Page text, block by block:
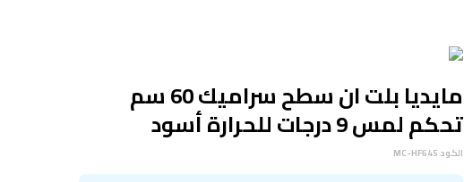
مايديا بلت ان سطح سراميك 60 سم
تحكم لمس 9 درجات للحرارة أسود
الكود MC-HF645